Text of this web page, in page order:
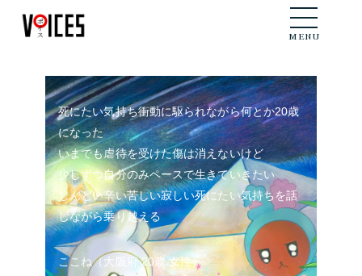
メニュー
MENU
死にたい気持ち衝動に駆られながら何とか20歳
になった
いまでも虐待を受けた傷は消えないけど
少しずつ自分のみペースで生きていきたい
しんどい辛い苦しい寂しい死にたい気持ちを話
しながら乗り越える
ここね（大阪府 20歳 女性）